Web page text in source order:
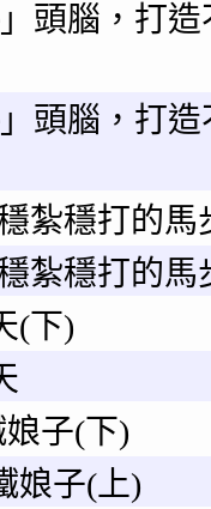
」頭腦，打
」頭腦，打
紮穩打的
紮穩打的
(下)
子(下)
娘子(上)